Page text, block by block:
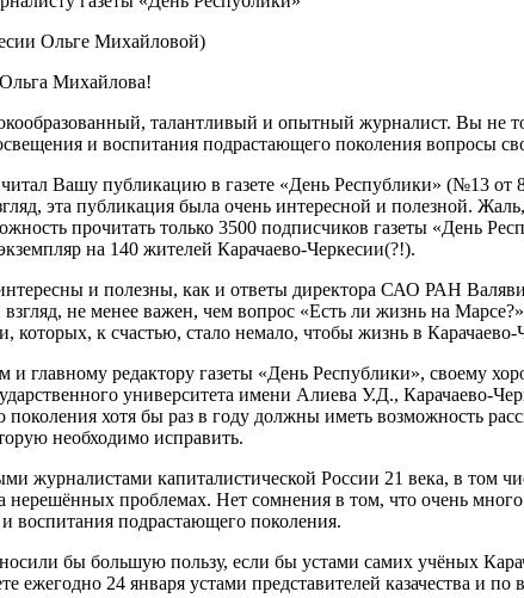
Ольге Михайловой)
Михайлова!
талантливый и опытный журналист. Вы не
и воспитания подрастающего поколения вопросы
Вашу публикацию в газете «День Республики» (№13 от
эта публикация была очень интересной и полезной.
прочитать только 3500 подписчиков газеты «День
на 140 жителей Карачаево-Черкесии(?!).
и полезны, как и ответы директора САО РАН
не менее важен, чем вопрос «Есть ли жизнь на Марсе?»,
которых, к счастью, стало немало, чтобы жизнь в
редактору газеты «День Республики», своему
университета имени Алиева У.Д.,
поколения хотя бы раз в году должны иметь возможность
необходимо исправить.
капиталистической России 21 века, в том
нерешённых проблемах. Нет сомнения в том, что очень
воспитания подрастающего поколения.
бы большую пользу, если бы устами самих учёных
ежегодно 24 января устами представителей казачества и